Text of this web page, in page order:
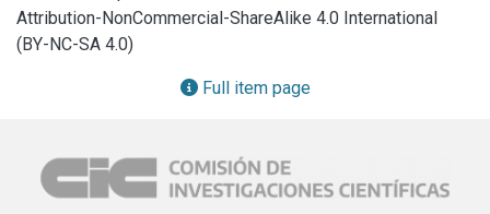
- Anexo V: Convenio Marco con Nucleoeléctrica Argentina
S.A. (NASA)
Attribution-NonCommercial-ShareAlike 4.0 International
(BY-NC-SA 4.0)
Full item page